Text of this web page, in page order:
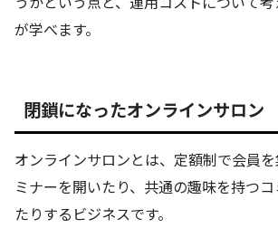
が学べます。
閉鎖になったオンラインサロン
オンラインサロンとは、定額制で会員
ミナーを開いたり、共通の趣味を持つ
たりするビジネスです。